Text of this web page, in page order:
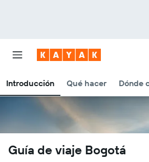
Introducción Qué hacer Dónde
Guía de viaje Bogotá